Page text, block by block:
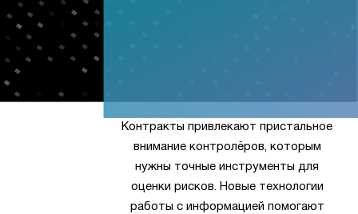
Контракты привлекают пристальное
внимание контролёров, которым
нужны точные инструменты для
оценки рисков. Новые технологии
работы с информацией помогают